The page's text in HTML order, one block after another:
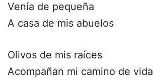
Venía de pequeña
A casa de mis abuelos
Olivos de mis raíces
Acompañan mi camino de vida